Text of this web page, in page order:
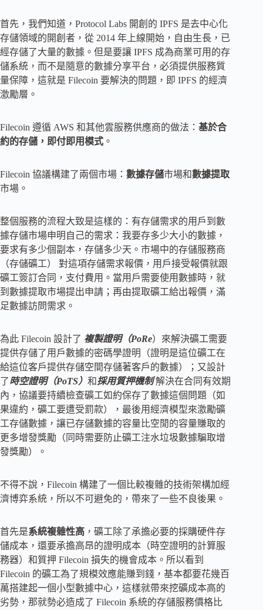
首先，我們知道，Protocol Labs 開創的 IPFS 是去中心化
存儲領域的開創者，從 2014 年上線開始，自由生長，已
經存儲了大量的數據。但是要讓 IPFS 成為商業可用的存
儲系統，而不是隨意的數據分享平台，必須提供服務質
量保障，這就是 Filecoin 要解決的問題，即 IPFS 的經濟
激勵層。
Filecoin 遵循 AWS 和其他雲服務供應商的做法： 基於合
約的存儲，即付即用模式 。
Filecoin 協議構建了兩個市場： 數據存儲市場和數據提取
市場。
整個服務的流程大致是這樣的：有存儲需求的用戶到數
據存儲市場申明自己的需求：我要存多少大小的數據，
要求有多少個副本，存儲多少天。市場中的存儲服務商
（存儲礦工） 對這項存儲需求報價，用戶接受報價就跟
礦工簽訂合同，支付費用。當用戶需要使用數據時，就
到數據提取市場提出申請；再由提取礦工給出報價，滿
足數據訪問需求。
為此 Filecoin 設計了 複製證明（PoRe）來解決礦工需要
提供存儲了用戶數據的密碼學證明（證明是這位礦工在
給這位客戶提供存儲空間存儲著客戶的數據）；又設計
了時空證明（PoTS） 和採用質押機制解決在合同有效期
內，協議要持續檢查礦工如約保存了數據這個問題（如
果違約，礦工要遭受罰款），最後用經濟模型來激勵礦
工存儲數據，讓已存儲數據的容量比空閒的容量賺取的
更多增發獎勵（同時需要防止礦工注水垃圾數據騙取增
發獎勵）。
不得不說，Filecoin 構建了一個比較複雜的技術架構加經
濟博弈系統，所以不可避免的，帶來了一些不良後果。
首先是系統複雜性高 ，礦工除了承擔必要的採購硬件存
儲成本，還要承擔高昂的證明成本（時空證明的計算服
務器）和質押 Filecoin 損失的機會成本。所以看到
Filecoin 的礦工為了規模效應能賺到錢，基本都要花幾百
萬搭建起一個小型數據中心，這樣就帶來挖礦成本高的
劣勢，那就勢必造成了 Filecoin 系統的存儲服務價格比